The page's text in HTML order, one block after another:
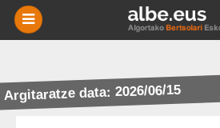
MIKRONIKAK
-
Argitaratze data: 2026/06/15